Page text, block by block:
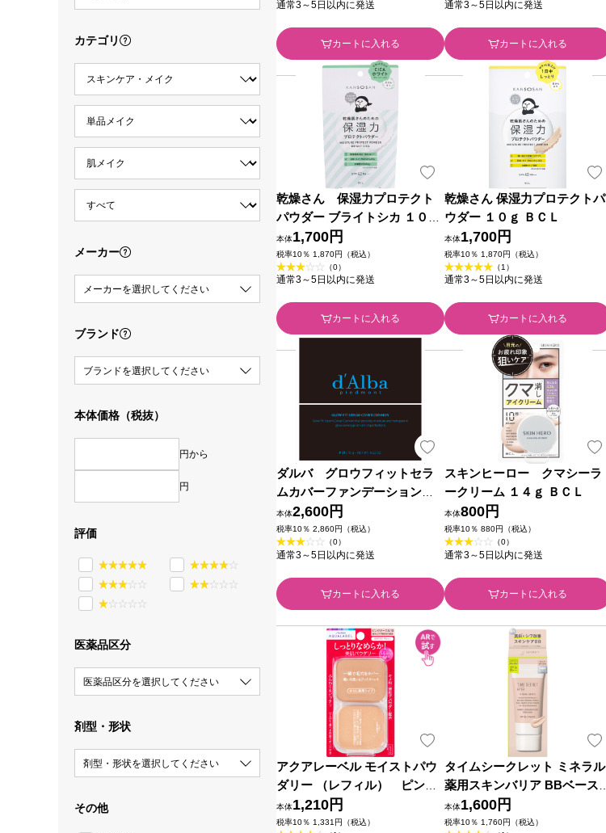
カテゴリ
メーカー
メーカーを選択してください
ブランド
ブランドを選択してください
本体価格（税抜）
円から
円
評価
医薬品区分
医薬品区分を選択してください
剤型・形状
剤型・形状を選択してください
その他
通常3～5日以内に発送
カートに入れる
通常3～5日以内に発送
カートに入れる
乾燥さん 保湿力プロテクト
パウダー ブライトシカ １０ｇ
ＢＣＬ
本体1,700円
税率10％ 1,870円（税込）
（0）
通常3～5日以内に発送
カートに入れる
乾燥さん 保湿力プロテクトパ
ウダー １０ｇ ＢＣＬ
本体1,700円
税率10％ 1,870円（税込）
（1）
通常3～5日以内に発送
カートに入れる
ダルバ グロウフィットセラ
ムカバーファンデーション２
１ ＿ ＪＴ
本体2,600円
税率10％ 2,860円（税込）
（0）
通常3～5日以内に発送
カートに入れる
スキンヒーロー クマシーラ
ークリーム １４ｇ ＢＣＬ
本体800円
税率10％ 880円（税込）
（0）
通常3～5日以内に発送
カートに入れる
アクアレーベル モイストパウ
ダリー （レフィル） ピンク
オークル10 １１．５ｇ 資生堂
本体1,210円
税率10％ 1,331円（税込）
タイムシークレット ミネラル
薬用スキンバリア BBベース
ピンクオークル ３０ｇ ｍｓｈ
(医薬部外品)
本体1,600円
税率10％ 1,760円（税込）